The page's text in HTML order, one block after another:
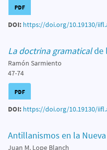
PDF
DOI: https://doi.org/10.19130/
La doctrina gramaticalde
Ramón Sarmiento
47-74
PDF
DOI: https://doi.org/10.19130/
Antillanismos en la Nueva
Juan M. Lope Blanch